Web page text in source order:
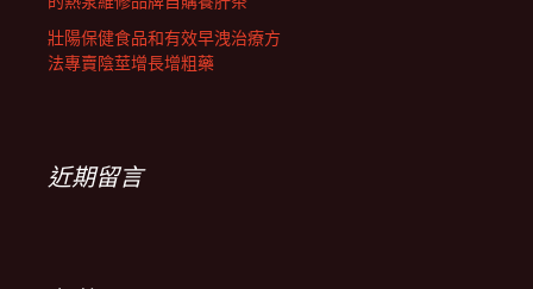
壯陽保健食品和有效早洩治療方
法專賣陰莖增長增粗藥
近期留言